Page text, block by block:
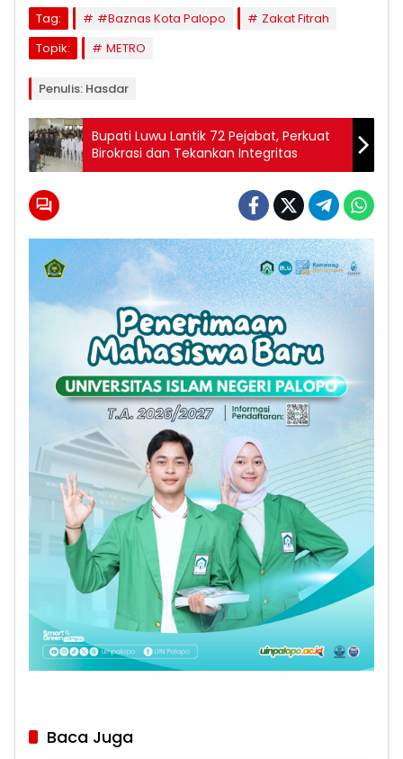
Tag: #Baznas Kota Palopo
Zakat Fitrah
Topik:
METRO
Penulis: Hasdar
Bupati Luwu Lantik 72 Pejabat, Perkuat
Birokrasi dan Tekankan Integritas
Baca Juga